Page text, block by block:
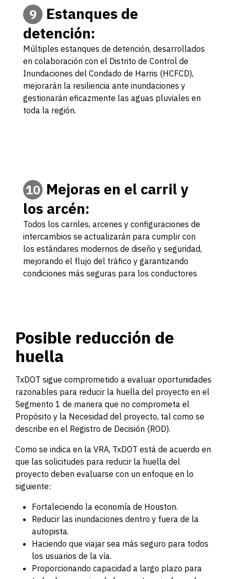
9
Estanques de
detención:
Múltiples estanques de detención, desarrollados
en colaboración con el Distrito de Control de
Inundaciones del Condado de Harris (HCFCD),
mejorarán la resiliencia ante inundaciones y
gestionarán eficazmente las aguas pluviales en
toda la región.
10 Mejoras en el carril y
los arcén:
Todos los carriles, arcenes y configuraciones de
intercambios se actualizarán para cumplir con
los estándares modernos de diseño y seguridad,
mejorando el flujo del tráfico y garantizando
condiciones más seguras para los conductores
Posible reducción de
huella
TxDOT sigue comprometido a evaluar oportunidades
razonables para reducir la huella del proyecto en el
Segmento 1 de manera que no comprometa el
Propósito y la Necesidad del proyecto, tal como se
describe en el Registro de Decisión (ROD).
Como se indica en la VRA, TxDOT está de acuerdo en
que las solicitudes para reducir la huella del
proyecto deben evaluarse con un enfoque en lo
siguiente:
Fortaleciendo la economía de Houston.
Reducir las inundaciones dentro y fuera de la
autopista.
Haciendo que viajar sea más seguro para todos
los usuarios de la vía.
Proporcionando capacidad a largo plazo para